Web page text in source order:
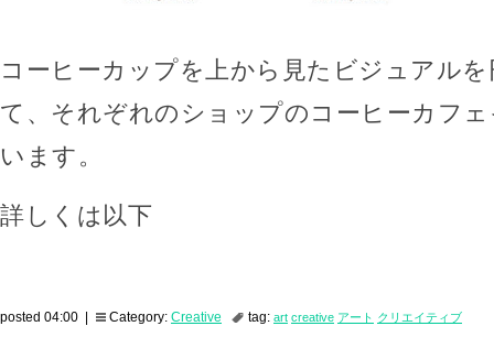
コーヒーカップを上から見たビジュアル
て、それぞれのショップのコーヒーカフ
います。
詳しくは以下
posted 04:00 | Category: Creative tag: art creative アート クリエイティブ